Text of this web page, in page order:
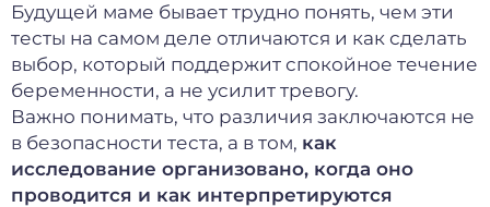
Будущей маме бывает трудно понять, чем эти
тесты на самом деле отличаются и как сделать
выбор, который поддержит спокойное течение
беременности, а не усилит тревогу.
Важно понимать, что различия заключаются не
в безопасности теста, а в том, как
исследование организовано, когда оно
проводится и как интерпретируются